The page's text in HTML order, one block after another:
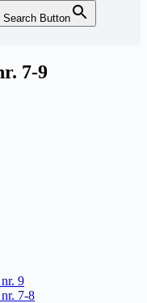
Search Button
7-9
9
7-8